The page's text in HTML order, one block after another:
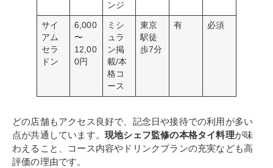
ンジ
サイ
アム
セラ
ドン
6,000
〜
12,00
0円
ミシ
ュラ
ン掲
載/本
格コ
ース
東京
駅徒
歩7分
有 必須
どの店舗もアクセス良好で、記念日や接待での利用が多い
点が共通しています。 現地シェフ監修の本格タイ料理が味
わえること、コース内容やドリンクプランの充実なども高
評価の理由です。